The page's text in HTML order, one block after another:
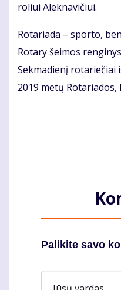
ro­liui Alek­na­vi­čiui.
Ro­ta­ria­da – spor­to,
Ro­ta­ry šei­mos
Sek­ma­die­nį ro­ta­rie­čiai
2019 me­tų
Palikite savo